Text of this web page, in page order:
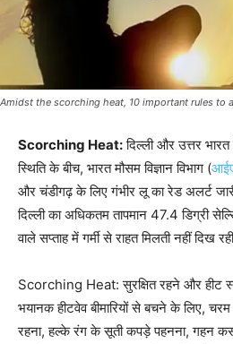
Amidst the scorching heat, 10 important rules to
Scorching Heat:दिल्ली और उत्तर
स्थिति के बीच, भारत मौसम विज्ञान विभाग (
और चंडीगढ़ के लिए गंभीर लू का रेड अलर्ट
दिल्ली का अधिकतम तापमान 47.4 डिग्री
वाले सप्ताह में गर्मी से राहत मिलती नहीं दिख
Scorching Heat: सुरक्षित रहने और हीट
भयानक हीटवेव बीमारियों से बचने के लिए,
रहना, हल्के रंग के सूती कपड़े पहनना, गहन